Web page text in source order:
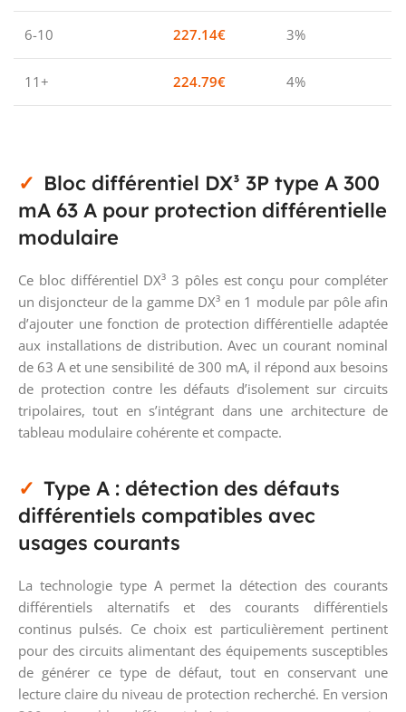
6-10 227.14€ 3%
11+ 224.79€ 4%
Bloc différentiel DX³ 3P type A 300
mA 63 A pour protection différentielle
modulaire
Ce bloc différentiel DX³ 3 pôles est conçu pour compléter
un disjoncteur de la gamme DX³ en 1 module par pôle afin
d’ajouter une fonction de protection différentielle adaptée
aux installations de distribution. Avec un courant nominal
de 63 A et une sensibilité de 300 mA, il répond aux besoins
de protection contre les défauts d’isolement sur circuits
tripolaires, tout en s’intégrant dans une architecture de
tableau modulaire cohérente et compacte.
Type A : détection des défauts
différentiels compatibles avec
usages courants
La technologie type A permet la détection des courants
différentiels alternatifs et des courants différentiels
continus pulsés. Ce choix est particulièrement pertinent
pour des circuits alimentant des équipements susceptibles
de générer ce type de défaut, tout en conservant une
lecture claire du niveau de protection recherché. En version